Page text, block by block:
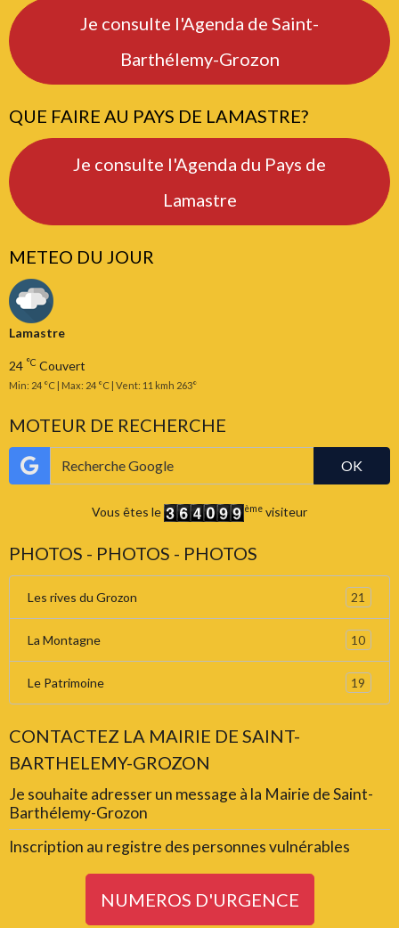
Je consulte l'Agenda de Saint-
Barthélemy-Grozon
QUE FAIRE AU PAYS DE LAMASTRE?
Je consulte l'Agenda du Pays de
Lamastre
METEO DU JOUR
Lamastre
24 °C Couvert
Min: 24 °C | Max: 24 °C | Vent: 11 kmh 263°
MOTEUR DE RECHERCHE
OK
Vous êtes le ème visiteur
PHOTOS - PHOTOS - PHOTOS
Les rives du Grozon 21
La Montagne 10
Le Patrimoine 19
CONTACTEZ LA MAIRIE DE SAINT-
BARTHELEMY-GROZON
Je souhaite adresser un message à la Mairie de Saint-
Barthélemy-Grozon
Inscription au registre des personnes vulnérables
NUMEROS D'URGENCE